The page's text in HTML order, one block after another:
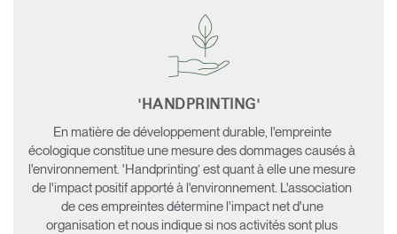
'HANDPRINTING'
En matière de développement durable, l'empreinte
écologique constitue une mesure des dommages causés à
l'environnement. 'Handprinting’ est quant à elle une mesure
de l'impact positif apporté à l'environnement. L'association
de ces empreintes détermine l'impact net d'une
organisation et nous indique si nos activités sont plus